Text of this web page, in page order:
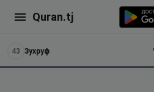
Quran.tj
43 Зухруф